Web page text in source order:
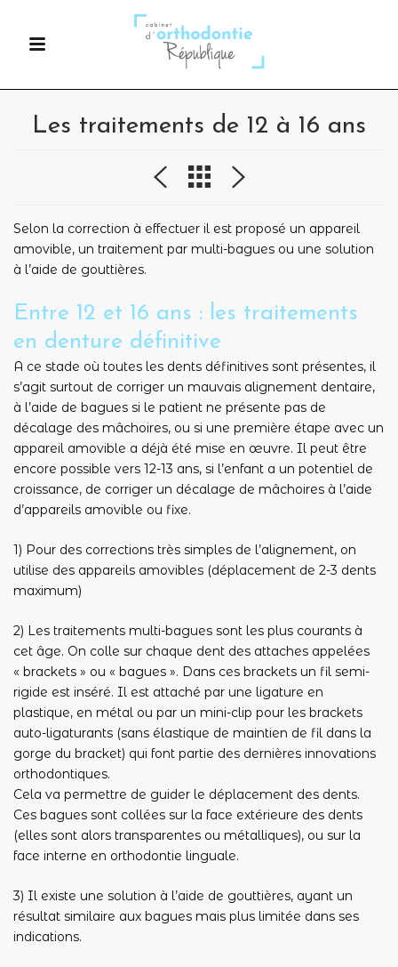
Les traitements de 12 à 16 ans
Selon la correction à effectuer il est proposé un appareil
amovible, un traitement par multi-bagues ou une solution
à l’aide de gouttières.
Entre 12 et 16 ans : les traitements
en denture définitive
A ce stade où toutes les dents définitives sont présentes, il
s’agit surtout de corriger un mauvais alignement dentaire,
à l’aide de bagues si le patient ne présente pas de
décalage des mâchoires, ou si une première étape avec un
appareil amovible a déjà été mise en œuvre. Il peut être
encore possible vers 12-13 ans, si l’enfant a un potentiel de
croissance, de corriger un décalage de mâchoires à l’aide
d’appareils amovible ou fixe.
1) Pour des corrections très simples de l’alignement, on
utilise des appareils amovibles (déplacement de 2-3 dents
maximum)
2) Les traitements multi-bagues sont les plus courants à
cet âge. On colle sur chaque dent des attaches appelées
« brackets » ou « bagues ». Dans ces brackets un fil semi-
rigide est inséré. Il est attaché par une ligature en
plastique, en métal ou par un mini-clip pour les brackets
auto-ligaturants (sans élastique de maintien de fil dans la
gorge du bracket) qui font partie des dernières innovations
orthodontiques.
Cela va permettre de guider le déplacement des dents.
Ces bagues sont collées sur la face extérieure des dents
(elles sont alors transparentes ou métalliques), ou sur la
face interne en orthodontie linguale.
3) Il existe une solution à l’aide de gouttières, ayant un
résultat similaire aux bagues mais plus limitée dans ses
indications.